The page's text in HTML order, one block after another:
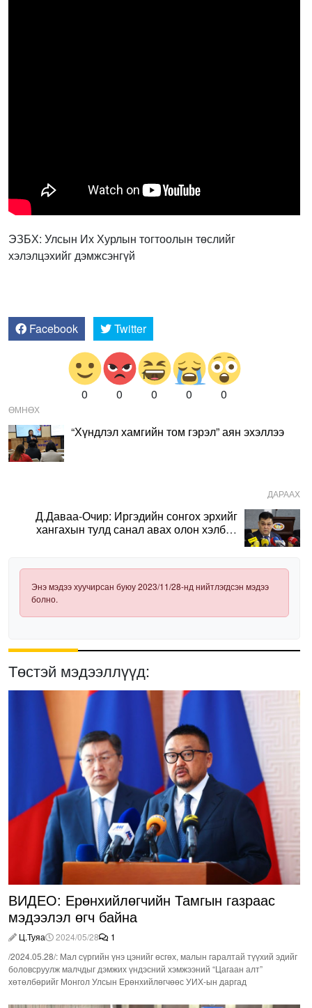
ЭЗБХ: Улсын Их Хурлын тогтоолын төслийг
хэлэлцэхийг дэмжсэнгүй
Facebook Twitter
0 0 0 0 0
ӨМНӨХ
“Хүндлэл хамгийн том гэрэл” аян эхэллээ
ДАРААХ
Д.Даваа-Очир: Иргэдийн сонгох эрхийг
хангахын тулд санал авах олон хэлбэр
Энэ мэдээ хуучирсан буюу 2023/11/28-нд нийтлэгдсэн мэдээ
болно.
Төстэй мэдээллүүд:
ВИДЕО: Ерөнхийлөгчийн Тамгын газраас
мэдээлэл өгч байна
Ц.Туяа 2024/05/28
1
/2024.05.28/: Мал сүргийн үнэ цэнийг өсгөх, малын гаралтай түүхий эдийг
боловсруулж малчдыг дэмжих үндэсний хэмжээний “Цагаан алт”
хөтөлбөрийг Монгол Улсын Ерөнхийлөгчөөс УИХ-ын даргад